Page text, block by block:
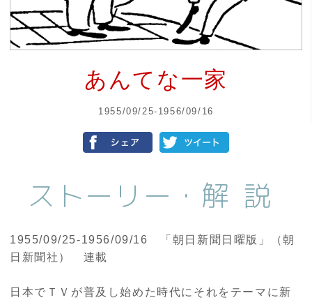
あんてな一家
1955/09/25-1956/09/16
ストーリー・ 解説
1955/09/25-1956/09/16 「朝日新聞日曜版」（朝
日新聞社） 連載
日本でＴＶが普及し始めた時代にそれをテーマに新